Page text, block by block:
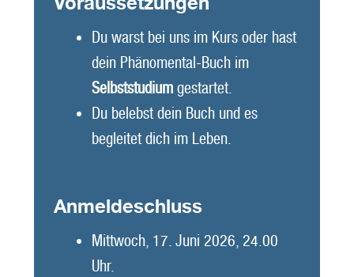
Du warst bei uns im Kurs oder hast
dein Phänomental-Buch im
Selbststudiumgestartet.
Du belebst dein Buch und es
begleitet dich im Leben.
Anmeldeschluss
Mittwoch, 17. Juni 2026, 24.00
Uhr.